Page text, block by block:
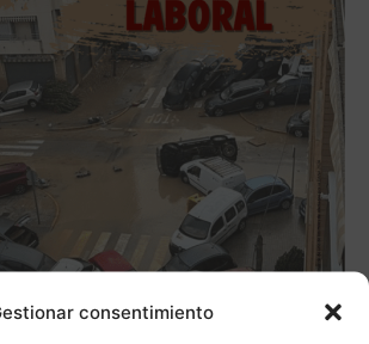
consentimiento